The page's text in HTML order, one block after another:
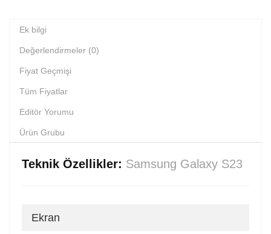
Ek bilgi
Değerlendirmeler (0)
Fiyat Geçmişi
Tüm Fiyatlar
Editör Yorumu
Ürün Grubu
Teknik Özellikler: Samsung Galaxy S23
Ekran